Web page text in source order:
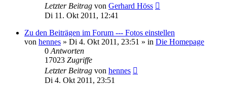
Letzter Beitrag von Gerhard Höss
Di 11. Okt 2011, 12:41
Zu den Beiträgen im Forum --- Fotos einstellen
von hennes » Di 4. Okt 2011, 23:51 » in Die Homepage
0 Antworten
17023 Zugriffe
Letzter Beitrag von hennes
Di 4. Okt 2011, 23:51